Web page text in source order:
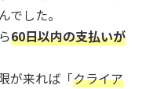
でした。
60日以内の支払いが
が来れば「クライア